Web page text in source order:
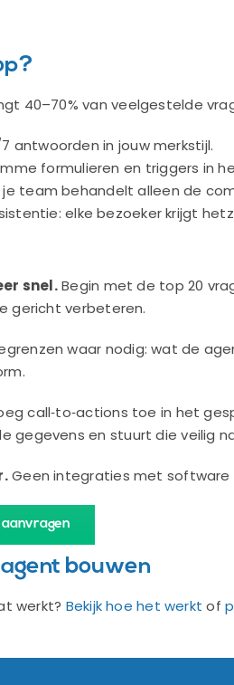
40–70% van veelgestelde
antwoorden in jouw merkstijl.
formulieren en triggers in
je team behandelt alleen de
elke bezoeker krijgt
snel.Begin met de top 20
gericht verbeteren.
waar nodig: wat de
call‑to‑actions toe in het
gegevens en stuurt die veilig
Geen integraties met software
aanvragen
bouwen
werkt? Bekijk hoe het werkt of